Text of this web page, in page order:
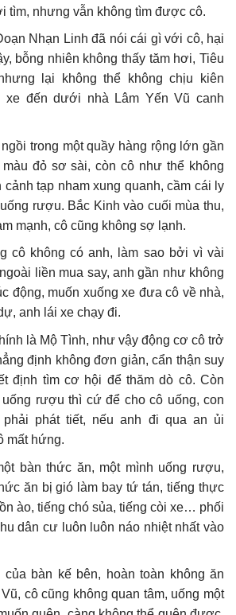
tìm, nhưng vẫn không tìm được cô.
Nhạn Linh đã nói cái gì với cô, hại
bỗng nhiên không thấy tăm hơi, Tiêu
lại không thể không chịu kiên
xe đến dưới nhà Lâm Yến Vũ canh
trong một quầy hàng rộng lớn gần
đỏ sơ sài, còn cô như thể không
cảnh tạp nham xung quanh, cầm cái ly
rượu. Bắc Kinh vào cuối mùa thu,
mạnh, cô cũng không sợ lạnh.
cô không có anh, làm sao bởi vì vài
liền mua say, anh gần như không
động, muốn xuống xe đưa cô về nhà,
anh lái xe chạy đi.
là Mộ Tình, như vậy động cơ cô trở
định không đơn giản, cẩn thận suy
định tìm cơ hội để thăm dò cô. Còn
uống rượu thì cứ để cho cô uống, con
phát tiết, nếu anh đi qua an ủi
mất hứng.
bàn thức ăn, một mình uống rượu,
ăn bị gió làm bay tứ tán, tiếng thực
ào, tiếng chó sủa, tiếng còi xe… phối
dân cư luôn luôn náo nhiệt nhất vào
bàn kế bên, hoàn toàn không ăn
cô cũng không quan tâm, uống một